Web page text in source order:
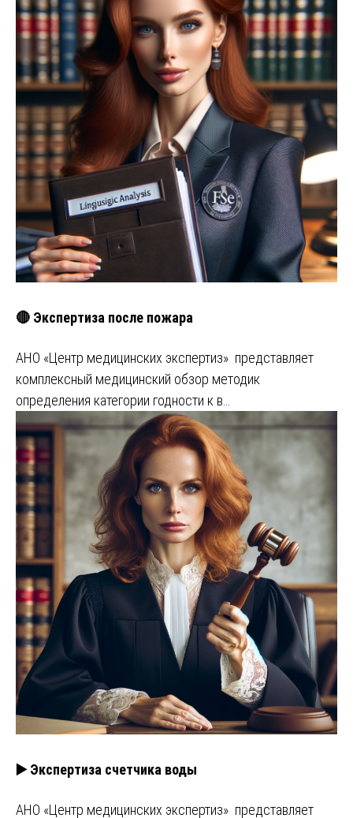
🔴 Экспертиза после пожара
АНО «Центр медицинских экспертиз» представляет
комплексный медицинский обзор методик
определения категории годности к в…
▶️ Экспертиза счетчика воды
АНО «Центр медицинских экспертиз» представляет